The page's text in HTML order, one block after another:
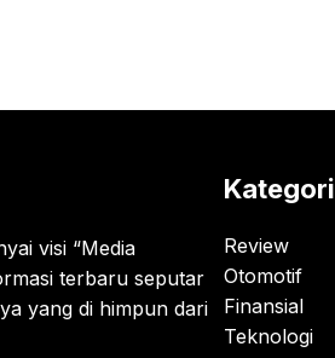
visi “Media
terbaru seputar
yang di himpun dari
Kategori
Review
Otomotif
Finansial
Teknologi